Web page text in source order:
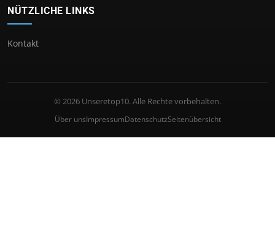
NÜTZLICHE LINKS
Kontakt
© 2026 Unseretop10. Alle Rechte vorbehalten.
Über unsImpressumDatenschutzSeitenübersicht